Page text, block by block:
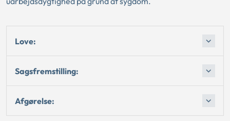
Love:
Sagsfremstilling:
Afgørelse: